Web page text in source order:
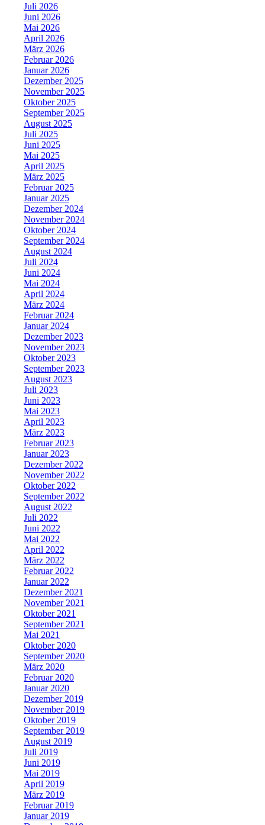
Juli 2026
Juni 2026
Mai 2026
April 2026
März 2026
Februar 2026
Januar 2026
Dezember 2025
November 2025
Oktober 2025
September 2025
August 2025
Juli 2025
Juni 2025
Mai 2025
April 2025
März 2025
Februar 2025
Januar 2025
Dezember 2024
November 2024
Oktober 2024
September 2024
August 2024
Juli 2024
Juni 2024
Mai 2024
April 2024
März 2024
Februar 2024
Januar 2024
Dezember 2023
November 2023
Oktober 2023
September 2023
August 2023
Juli 2023
Juni 2023
Mai 2023
April 2023
März 2023
Februar 2023
Januar 2023
Dezember 2022
November 2022
Oktober 2022
September 2022
August 2022
Juli 2022
Juni 2022
Mai 2022
April 2022
März 2022
Februar 2022
Januar 2022
Dezember 2021
November 2021
Oktober 2021
September 2021
Mai 2021
Oktober 2020
September 2020
März 2020
Februar 2020
Januar 2020
Dezember 2019
November 2019
Oktober 2019
September 2019
August 2019
Juli 2019
Juni 2019
Mai 2019
April 2019
März 2019
Februar 2019
Januar 2019